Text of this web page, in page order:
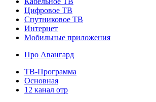
Цифровое ТВ
Спутниковое ТВ
Интернет
Мобильные приложения
Про Авангард
ТВ-Программа
Основная
12 канал отр